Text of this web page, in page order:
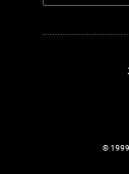
© 1999